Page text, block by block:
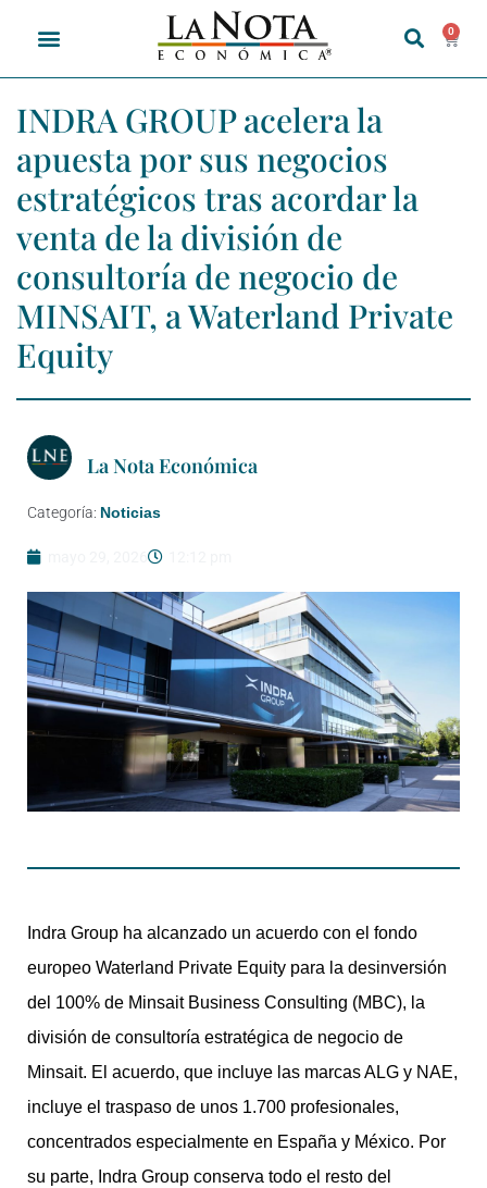
0
INDRA GROUP acelera la
apuesta por sus negocios
estratégicos tras acordar la
venta de la división de
consultoría de negocio de
MINSAIT, a Waterland Private
Equity
La Nota Económica
Categoría: Noticias
Indra Group ha alcanzado un acuerdo con el fondo
europeo Waterland Private Equity para la desinversión
del 100% de Minsait Business Consulting (MBC), la
división de consultoría estratégica de negocio de
Minsait. El acuerdo, que incluye las marcas ALG y NAE,
incluye el traspaso de unos 1.700 profesionales,
concentrados especialmente en España y México. Por
su parte, Indra Group conserva todo el resto del